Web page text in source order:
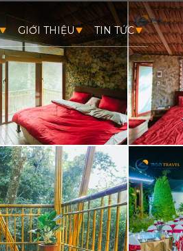
GIỚI THIỆU TIN TỨC